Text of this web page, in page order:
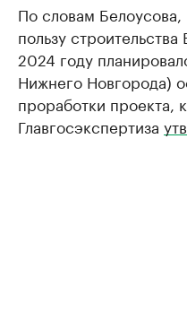
По словам
пользу
2024 году
Нижнего Новгорода)
проработки проекта,
Главгосэкспертиза